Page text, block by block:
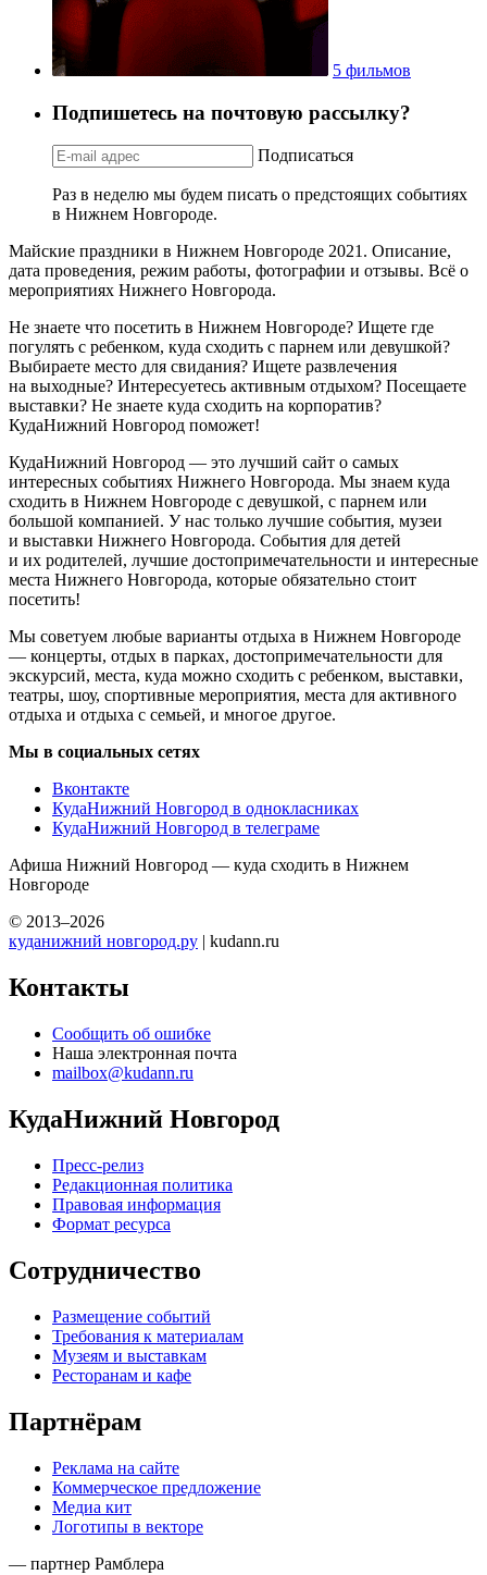
5 фильмов
Подпишетесь на почтовую рассылку?
Подписаться
Раз в неделю мы будем писать о предстоящих событиях
в Нижнем Новгороде.
Майские праздники в Нижнем Новгороде 2021. Описание,
дата проведения, режим работы, фотографии и отзывы. Всё о
мероприятиях Нижнего Новгорода.
Не знаете что посетить в Нижнем Новгороде? Ищете где
погулять с ребенком, куда сходить с парнем или девушкой?
Выбираете место для свидания? Ищете развлечения
на выходные? Интересуетесь активным отдыхом? Посещаете
выставки? Не знаете куда сходить на корпоратив?
КудаНижний Новгород поможет!
КудаНижний Новгород — это лучший сайт о самых
интересных событиях Нижнего Новгорода. Мы знаем куда
сходить в Нижнем Новгороде с девушкой, с парнем или
большой компанией. У нас только лучшие события, музеи
и выставки Нижнего Новгорода. События для детей
и их родителей, лучшие достопримечательности и интересные
места Нижнего Новгорода, которые обязательно стоит
посетить!
Мы советуем любые варианты отдыха в Нижнем Новгороде
— концерты, отдых в парках, достопримечательности для
экскурсий, места, куда можно сходить с ребенком, выставки,
театры, шоу, спортивные мероприятия, места для активного
отдыха и отдыха с семьей, и многое другое.
Мы в социальных сетях
Вконтакте
КудаНижний Новгород в однокласниках
КудаНижний Новгород в телеграме
Афиша Нижний Новгород — куда сходить в Нижнем
Новгороде
© 2013–2026
куданижний новгород.ру | kudann.ru
Контакты
Сообщить об ошибке
Наша электронная почта
mailbox@kudann.ru
КудаНижний Новгород
Пресс-релиз
Редакционная политика
Правовая информация
Формат ресурса
Сотрудничество
Размещение событий
Требования к материалам
Музеям и выставкам
Ресторанам и кафе
Партнёрам
Реклама на сайте
Коммерческое предложение
Медиа кит
Логотипы в векторе
— партнер Рамблера